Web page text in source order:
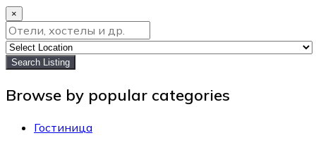
×
Search Listing
Browse by popular categories
Гостиница